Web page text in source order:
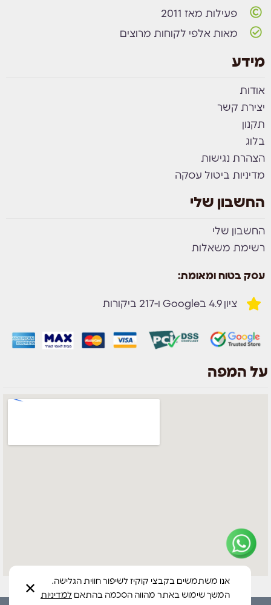
פעילות מאז 2011
מאות אלפי לקוחות מרוצים
מידע
אודות
יצירת קשר
תקנון
בלוג
הצהרת נגישות
מדיניות ביטול עסקה
החשבון שלי
החשבון שלי
רשימת משאלות
עסק בטוח ומאומת:
ציון 4.9 בGoogle ו-217 ביקורות
על המפה
אנו משתמשים בקבצי קוקיז לשיפור חווית הגלישה.
המשך שימוש באתר מהווה הסכמה בהתאם למדיניות ✕